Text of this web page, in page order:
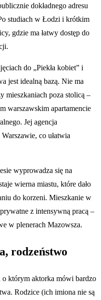
dokładnego adresu
studiach w Łodzi i krótkim
gdzie ma łatwy dostęp do
do „Piekła kobiet” i
jest idealną bazą. Nie ma
mieszkaniach poza stolicą –
warszawskim apartamencie
Jej agencja
co ułatwia
wyprowadza się na
wierna miastu, które dało
do korzeni. Mieszkanie w
z intensywną pracą –
w plenerach Mazowsza.
rodzeństwo
o którym aktorka mówi bardzo
Rodzice (ich imiona nie są